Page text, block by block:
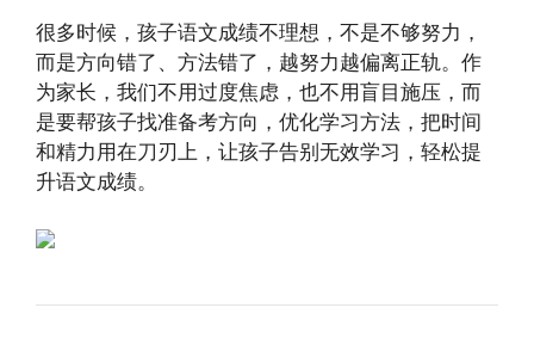
很多时候，孩子语文成绩不理想，不是不够努力，
而是方向错了、方法错了，越努力越偏离正轨。作
为家长，我们不用过度焦虑，也不用盲目施压，而
是要帮孩子找准备考方向，优化学习方法，把时间
和精力用在刀刃上，让孩子告别无效学习，轻松提
升语文成绩。